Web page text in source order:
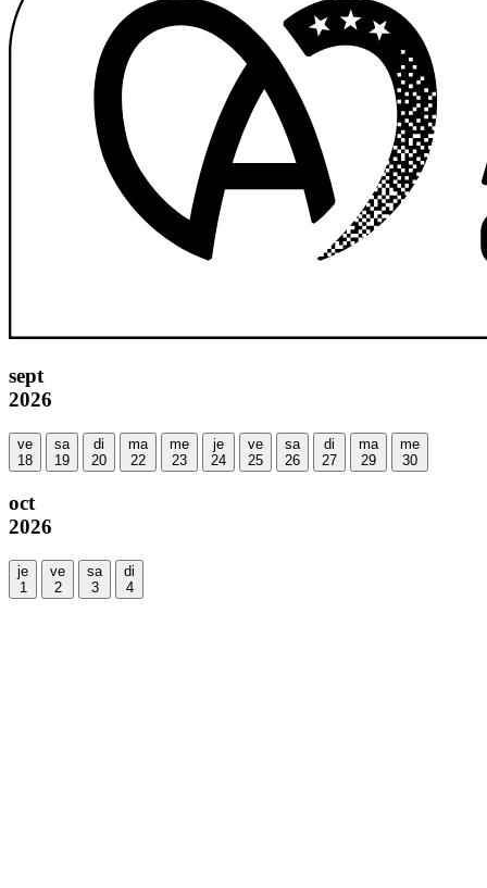
sept
2026
ve
18
sa
19
di
20
ma
22
me
23
je
24
ve
25
sa
26
di
27
ma
29
me
30
oct
2026
je
1
ve
2
sa
3
di
4